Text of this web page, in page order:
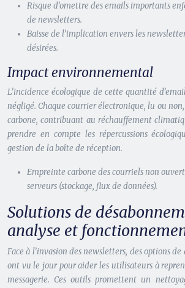
Risque d’omettre des emails importants
de newsletters.
Baisse de l’implication envers les
désirées.
Impact environnemental
L’incidence écologique de cette quantité
négligé. Chaque courrier électronique, lu ou
carbone, contribuant au réchauffement
prendre en compte les répercussions
gestion de la boîte de réception.
Empreinte carbone des courriels non
serveurs (stockage, flux de données).
Solutions de
analyse et
Face à l’invasion des newsletters, des options
ont vu le jour pour aider les utilisateurs à
messagerie. Ces outils promettent un